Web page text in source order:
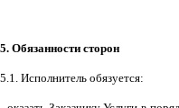
5. Обязанности сторон
5.1. Исполнитель обязуется: